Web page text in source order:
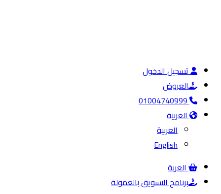
تسجيل الدخول
العروض
01004740999
العربية
العربية
English
العربة
برنامج التسويق بالعمولة